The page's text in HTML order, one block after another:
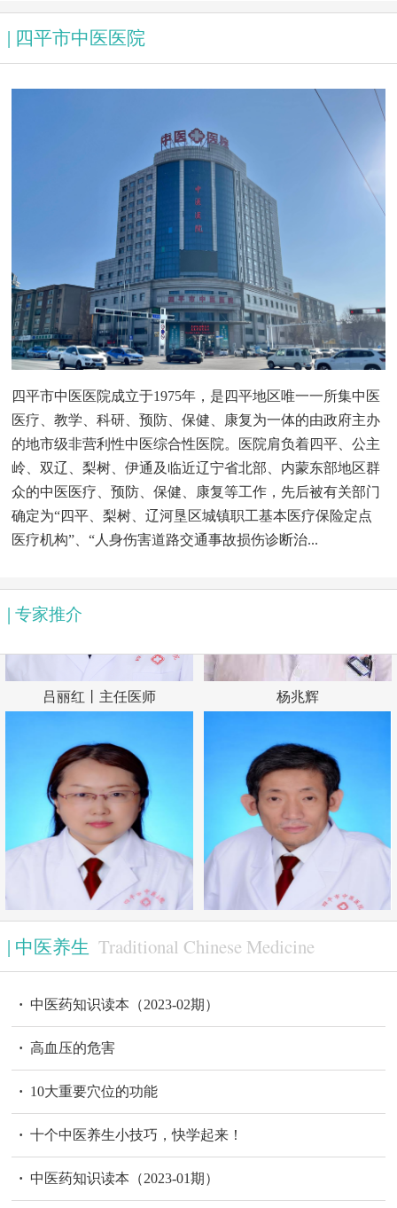
| 四平市中医医院
四平市中医医院成立于1975年，是四平地区唯一一所集中医
医疗、教学、科研、预防、保健、康复为一体的由政府主办
的地市级非营利性中医综合性医院。医院肩负着四平、公主
岭、双辽、梨树、伊通及临近辽宁省北部、内蒙东部地区群
众的中医医疗、预防、保健、康复等工作，先后被有关部门
确定为“四平、梨树、辽河垦区城镇职工基本医疗保险定点
医疗机构”、“人身伤害道路交通事故损伤诊断治...
| 专家推介
王国荣｜中医主任医师 冯丹|主任医师
吕丽红丨主任医师 杨兆辉
马吉丽|主任医师 王谦|主任医师
吕丽红|主任医师
崔立金 | 主任医师 | 针灸科
| 中医养生 Traditional Chinese Medicine
· 中医药知识读本（2023-02期）
· 高血压的危害
· 10大重要穴位的功能
· 十个中医养生小技巧，快学起来！
· 中医药知识读本（2023-01期）